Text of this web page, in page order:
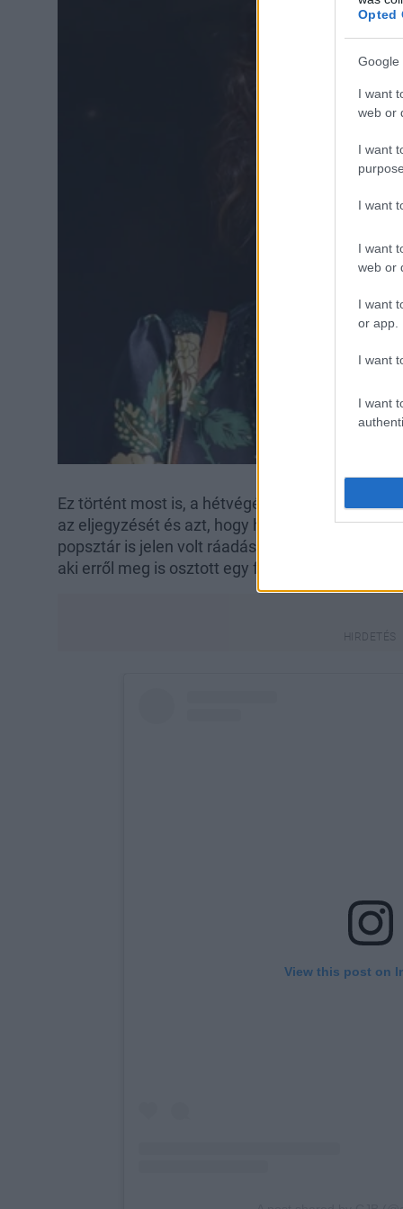
Opted
Google
I want
web or
I want
I want
I want
web or
I want
or app.
I want
I want
Ez történt most is, a hétvégén Selena Gomez
az eljegyzését és azt, hogy hamarosan férjhez
popsztár is jelen volt ráadásul egy szuper,
aki erről meg is osztott egy fotót.